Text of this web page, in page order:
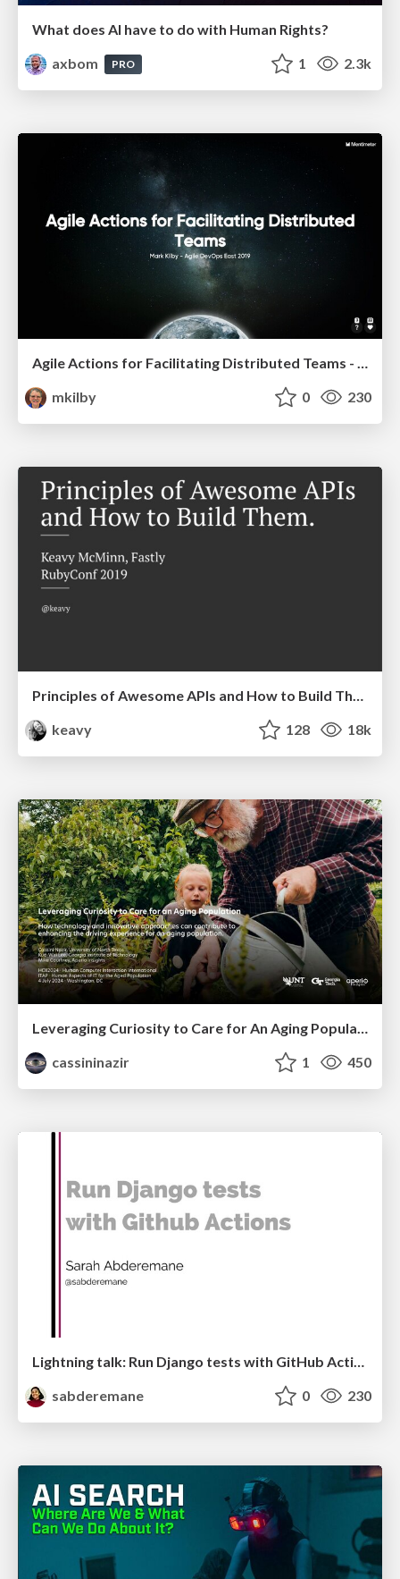
What does AI have to do with Human Rights?
axbom
PRO 1 2.3k
mkilby
0 230
Principles of Awesome APIs and How to Build Them.
keavy
128 18k
Leveraging Curiosity to Care for An Aging Population
cassininazir
1 450
Lightning talk: Run Django tests with GitHub Actions
sabderemane
0 230